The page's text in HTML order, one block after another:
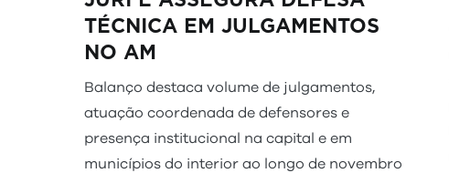
TÉCNICA EM JULGAMENTOS
NO AM
Balanço destaca volume de julgamentos,
atuação coordenada de defensores e
presença institucional na capital e em
municípios do interior ao longo de novembro